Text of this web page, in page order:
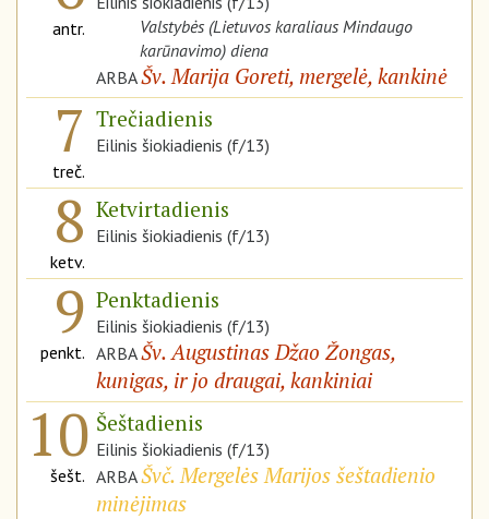
antr.
Valstybės (Lietuvos karaliaus Mindaugo
karūnavimo) diena
ARBAŠv. Marija Goreti, mergelė, kankinė
7
treč.
Trečiadienis
Eilinis šiokiadienis (f/13)
8
ketv.
Ketvirtadienis
Eilinis šiokiadienis (f/13)
9
penkt.
Penktadienis
Eilinis šiokiadienis (f/13)
ARBAŠv. Augustinas Džao Žongas,
kunigas, ir jo draugai, kankiniai
10
šešt.
Šeštadienis
Eilinis šiokiadienis (f/13)
ARBAŠvč. Mergelės Marijos šeštadienio
minėjimas